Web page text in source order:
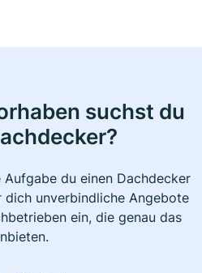
suchst du
du einen Dachdecker
unverbindliche Angebote
ein, die genau das